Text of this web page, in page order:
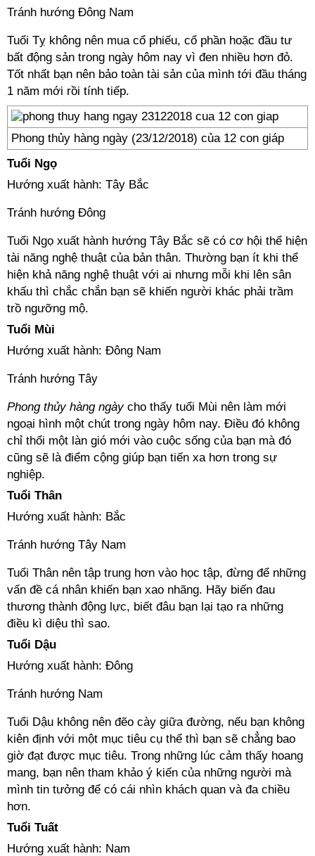
Tránh hướng Đông Nam
Tuổi Tỵ không nên mua cổ phiếu, cổ phần hoặc đầu tư
bất động sản trong ngày hôm nay vì đen nhiều hơn đỏ.
Tốt nhất bạn nên bảo toàn tài sản của mình tới đầu tháng
1 năm mới rồi tính tiếp.
Phong thủy hàng ngày (23/12/2018) của 12 con giáp
Tuổi Ngọ
Hướng xuất hành: Tây Bắc
Tránh hướng Đông
Tuổi Ngọ xuất hành hướng Tây Bắc sẽ có cơ hội thể hiện
tài năng nghệ thuật của bản thân. Thường bạn ít khi thể
hiện khả năng nghệ thuật với ai nhưng mỗi khi lên sân
khấu thì chắc chắn bạn sẽ khiến người khác phải trầm
trồ ngưỡng mộ.
Tuổi Mùi
Hướng xuất hành: Đông Nam
Tránh hướng Tây
Phong thủy hàng ngàycho thấy tuổi Mùi nên làm mới
ngoại hình một chút trong ngày hôm nay. Điều đó không
chỉ thổi một làn gió mới vào cuộc sống của bạn mà đó
cũng sẽ là điểm cộng giúp bạn tiến xa hơn trong sự
nghiệp.
Tuổi Thân
Hướng xuất hành: Bắc
Tránh hướng Tây Nam
Tuổi Thân nên tập trung hơn vào học tập, đừng để những
vấn đề cá nhân khiến bạn xao nhãng. Hãy biến đau
thương thành động lực, biết đâu bạn lại tạo ra những
điều kì diệu thì sao.
Tuổi Dậu
Hướng xuất hành: Đông
Tránh hướng Nam
Tuổi Dậu không nên đẽo cày giữa đường, nếu bạn không
kiên định với một mục tiêu cụ thể thì bạn sẽ chẳng bao
giờ đạt được mục tiêu. Trong những lúc cảm thấy hoang
mang, bạn nên tham khảo ý kiến của những người mà
mình tin tưởng để có cái nhìn khách quan và đa chiều
hơn.
Tuổi Tuất
Hướng xuất hành: Nam